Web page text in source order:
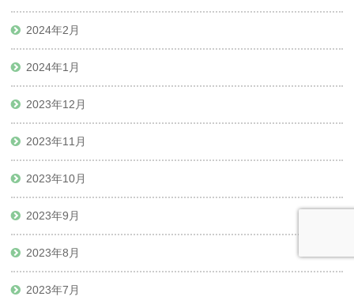
2024年2月
2024年1月
2023年12月
2023年11月
2023年10月
2023年9月
2023年8月
2023年7月